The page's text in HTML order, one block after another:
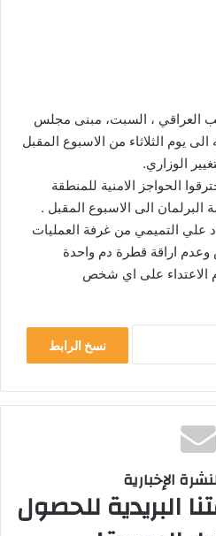
العراقي ، السبت، مبنى مجلس
يوم الثلاثاء من الاسبوع المقبل
الوزاري.
الحواجز الامنية للمنطقة
الى الاسبوع المقبل .
علي التميمي من غرفة العمليات
اراقة قطرة دم واحدة
الاعتداء على اي شخص
نسخ الرابط
الإخبارية
البريدية للحصول